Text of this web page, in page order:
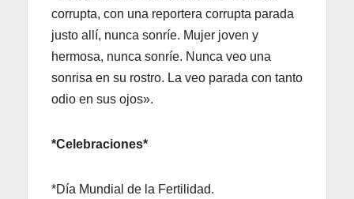
corrupta, con una reportera corrupta parada
justo allí, nunca sonríe. Mujer joven y
hermosa, nunca sonríe. Nunca veo una
sonrisa en su rostro. La veo parada con tanto
odio en sus ojos».
*Celebraciones*
*Día Mundial de la Fertilidad.